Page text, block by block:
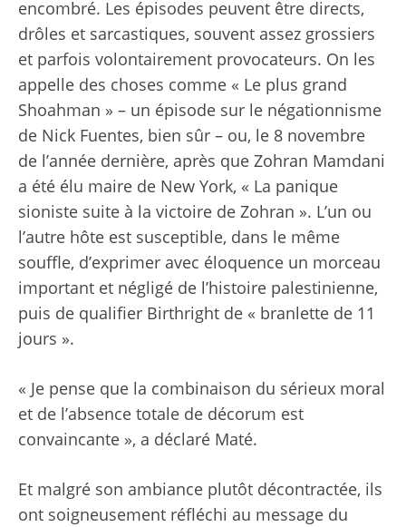
encombré. Les épisodes peuvent être directs,
drôles et sarcastiques, souvent assez grossiers
et parfois volontairement provocateurs. On les
appelle des choses comme « Le plus grand
Shoahman » – un épisode sur le négationnisme
de Nick Fuentes, bien sûr – ou, le 8 novembre
de l’année dernière, après que Zohran Mamdani
a été élu maire de New York, « La panique
sioniste suite à la victoire de Zohran ». L’un ou
l’autre hôte est susceptible, dans le même
souffle, d’exprimer avec éloquence un morceau
important et négligé de l’histoire palestinienne,
puis de qualifier Birthright de « branlette de 11
jours ».
« Je pense que la combinaison du sérieux moral
et de l’absence totale de décorum est
convaincante », a déclaré Maté.
Et malgré son ambiance plutôt décontractée, ils
ont soigneusement réfléchi au message du